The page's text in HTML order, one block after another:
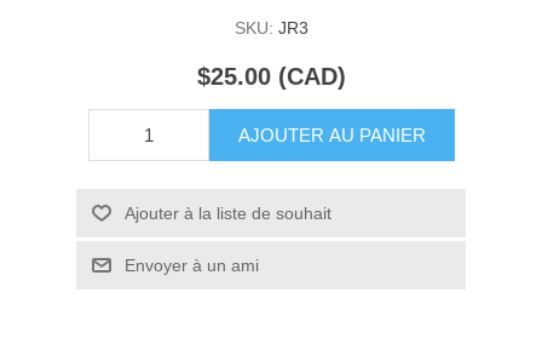
SKU: JR3
$25.00 (CAD)
AJOUTER AU PANIER
Ajouter à la liste de souhait
Envoyer à un ami